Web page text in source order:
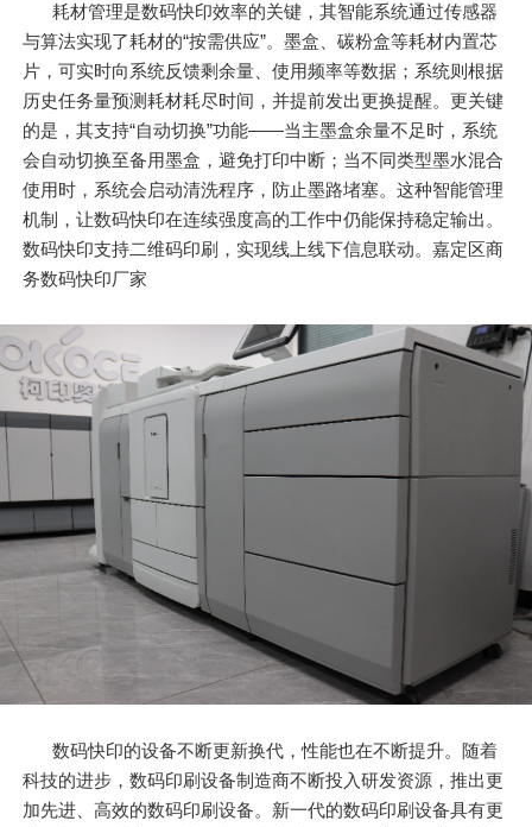
耗材管理是数码快印效率的关键，其智能系统通过传感器
与算法实现了耗材的“按需供应”。墨盒、碳粉盒等耗材内置芯
片，可实时向系统反馈剩余量、使用频率等数据；系统则根据
历史任务量预测耗材耗尽时间，并提前发出更换提醒。更关键
的是，其支持“自动切换”功能——当主墨盒余量不足时，系统
会自动切换至备用墨盒，避免打印中断；当不同类型墨水混合
使用时，系统会启动清洗程序，防止墨路堵塞。这种智能管理
机制，让数码快印在连续强度高的工作中仍能保持稳定输出。
数码快印支持二维码印刷，实现线上线下信息联动。嘉定区商
务数码快印厂家
数码快印的设备不断更新换代，性能也在不断提升。随着
科技的进步，数码印刷设备制造商不断投入研发资源，推出更
加先进、高效的数码印刷设备。新一代的数码印刷设备具有更